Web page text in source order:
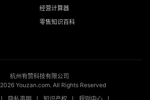
经营计算器
零售知识百科
杭州有赞科技有限公司
2026Youzan.com. All Rights Reserved